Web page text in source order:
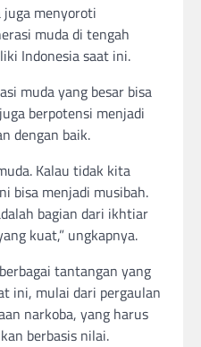
juga menyoroti
muda di tengah
Indonesia saat ini.
muda yang besar bisa
berpotensi menjadi
dengan baik.
Kalau tidak kita
bisa menjadi musibah.
bagian dari ikhtiar
kuat,” ungkapnya.
tantangan yang
ini, mulai dari pergaulan
narkoba, yang harus
berbasis nilai.